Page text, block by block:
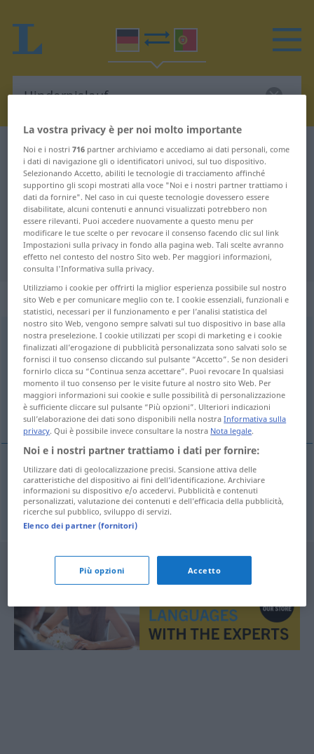
Dizionario Tedesco-Portoghese Hindernislauf
Traduzione Tedesco-Portoghese
per "Hindernislauf"
"Hindernislauf" traduzione
Portoghese
„Hindernislauf“: Maskulinum
Hindernislaufm
Panoramica di tutte le traduzion
(Fai clic sulla/Tocca traduzione per maggiori dettagli)
corrida de obstáculos
corridafde obstáculos Hindernislauf
LEICHTATHLETIK
La vostra privacy è per noi molto importante
Noi e i nostri716 partner archiviamo e accediamo ai dati personali, come
i dati di navigazione gli o identificatori univoci, sul tuo dispositivo.
Selezionando Accetto, abiliti le tecnologie di tracciamento affinché
supportino gli scopi mostrati alla voce "Noi e i nostri partner trattiamo i
dati da fornire". Nel caso in cui queste tecnologie dovessero essere
disabilitate, alcuni contenuti e annunci visualizzati potrebbero non
essere rilevanti. Puoi accedere nuovamente a questo menu per
modificare le tue scelte o per revocare il consenso facendo clic sul link
Impostazioni sulla privacy in fondo alla pagina web. Tali scelte avranno
effetto nel contesto del nostro Sito web. Per maggiori informazioni,
consulta l'Informativa sulla privacy.
Utilizziamo i cookie per offrirti la miglior esperienza possibile sul nostro
sito Web e per comunicare meglio con te. I cookie essenziali, funzionali e
statistici, necessari per il funzionamento e per l’analisi statistica del
nostro sito Web, vengono sempre salvati sul tuo dispositivo in base alla
nostra preselezione. I cookie utilizzati per scopi di marketing e i cookie
finalizzati all’erogazione di pubblicità personalizzata sono salvati solo se
fornisci il tuo consenso cliccando sul pulsante “Accetto”. Se non desideri
fornirlo clicca su “Continua senza accettare”. Puoi revocare In qualsiasi
momento il tuo consenso per le visite future al nostro sito Web. Per
maggiori informazioni sui cookie e sulle possibilità di personalizzazione
è sufficiente cliccare sul pulsante “Più opzioni”. Ulteriori indicazioni
sull’elaborazione dei dati sono disponibili nella nostraInformativa sulla
privacy. Qui è possibile invece consultare la nostra Nota legale.
Noi e i nostri partner trattiamo i dati per fornire:
Utilizzare dati di geolocalizzazione precisi. Scansione attiva delle
caratteristiche del dispositivo ai fini dell’identificazione. Archiviare
informazioni su dispositivo e/o accedervi. Pubblicità e contenuti
personalizzati, valutazione dei contenuti e dell’efficacia della pubblicità,
ricerche sul pubblico, sviluppo di servizi.
Elenco dei partner (fornitori)
Più opzioni Accetto